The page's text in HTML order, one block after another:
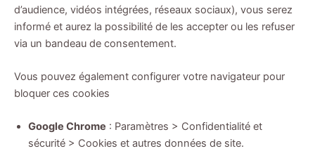
d’audience, vidéos intégrées, réseaux sociaux), vous serez
informé et aurez la possibilité de les accepter ou les refuser
via un bandeau de consentement.
Vous pouvez également configurer votre navigateur pour
bloquer ces cookies
Google Chrome : Paramètres > Confidentialité et
sécurité > Cookies et autres données de site.